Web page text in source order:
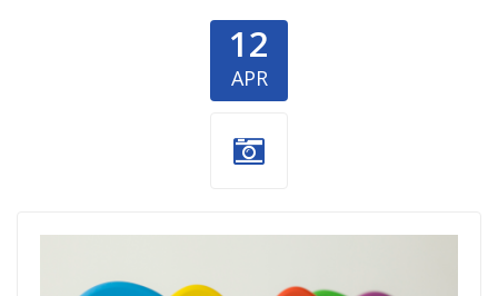
12
APR
VIRTUS nagrada